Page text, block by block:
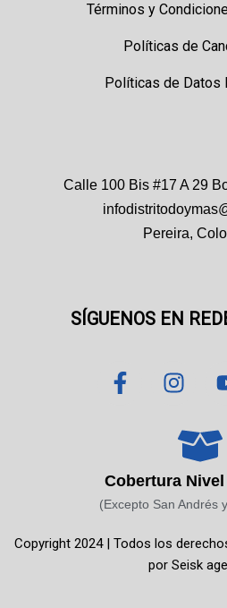
Términos y
Políticas de
Políticas de Datos
Calle 100 Bis #17 A 29
Pereira,
SÍGUENOS EN
F
a
o
o
-
I
n
t
a
g
r
m
Cobertura
(Excepto San Andrés
Copyright 2024 | Todos los
por Seisk